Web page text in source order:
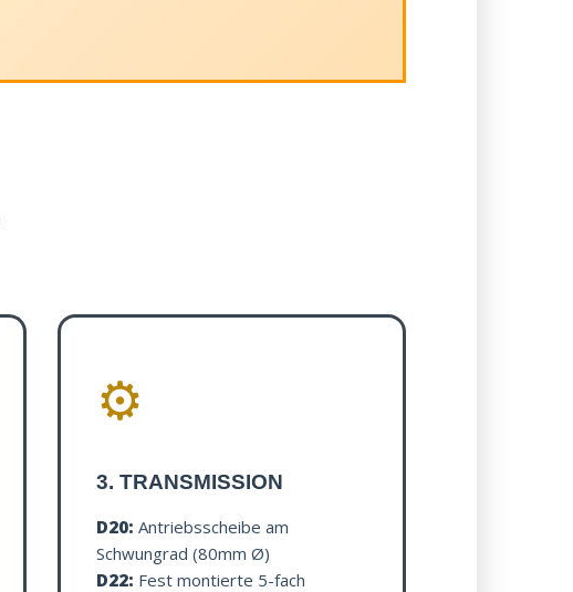
⚙️
3. TRANSMISSION
D20: Antriebsscheibe am
Schwungrad (80mm Ø)
D22: Fest montierte 5-fach